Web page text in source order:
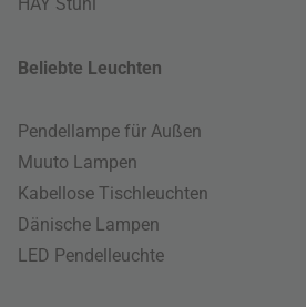
Beliebte Leuchten
Pendellampe für Außen
Muuto Lampen
Kabellose Tischleuchten
Dänische Lampen
LED Pendelleuchte